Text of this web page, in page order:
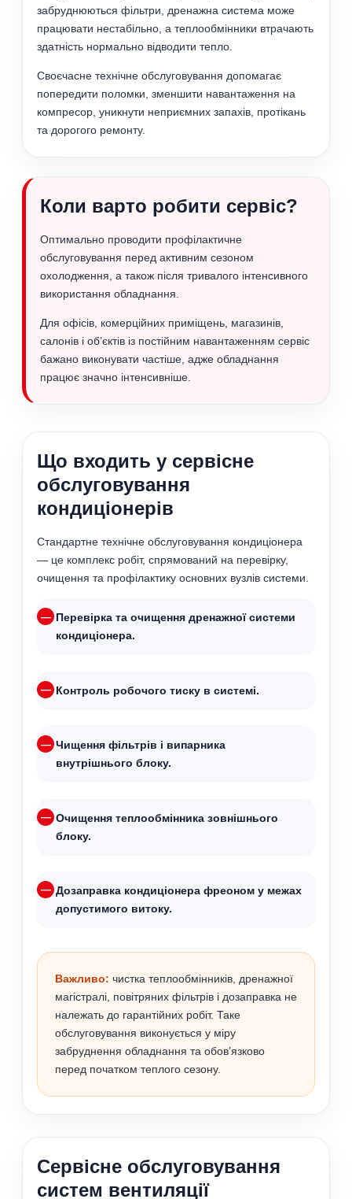
забруднюються фільтри, дренажна система може
працювати нестабільно, а теплообмінники втрачають
здатність нормально відводити тепло.
Своєчасне технічне обслуговування допомагає
попередити поломки, зменшити навантаження на
компресор, уникнути неприємних запахів, протікань
та дорогого ремонту.
Коли варто робити сервіс?
Оптимально проводити профілактичне
обслуговування перед активним сезоном
охолодження, а також після тривалого інтенсивного
використання обладнання.
Для офісів, комерційних приміщень, магазинів,
салонів і об’єктів із постійним навантаженням сервіс
бажано виконувати частіше, адже обладнання
працює значно інтенсивніше.
Що входить у сервісне
обслуговування
кондиціонерів
Стандартне технічне обслуговування кондиціонера
— це комплекс робіт, спрямований на перевірку,
очищення та профілактику основних вузлів системи.
Перевірка та очищення дренажної системи
кондиціонера.
Контроль робочого тиску в системі.
Чищення фільтрів і випарника
внутрішнього блоку.
Очищення теплообмінника зовнішнього
блоку.
Дозаправка кондиціонера фреоном у межах
допустимого витоку.
Важливо: чистка теплообмінників, дренажної
магістралі, повітряних фільтрів і дозаправка не
належать до гарантійних робіт. Таке
обслуговування виконується у міру
забруднення обладнання та обов’язково
перед початком теплого сезону.
Сервісне обслуговування
систем вентиляції